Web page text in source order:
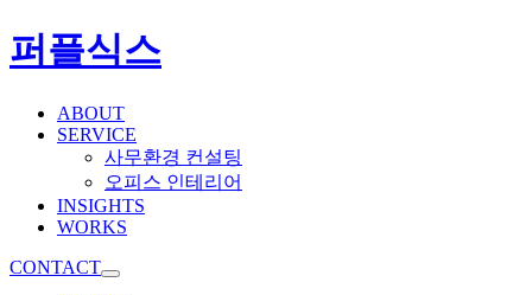
퍼플식스
ABOUT
SERVICE
사무환경 컨설팅
오피스 인테리어
INSIGHTS
WORKS
CONTACT